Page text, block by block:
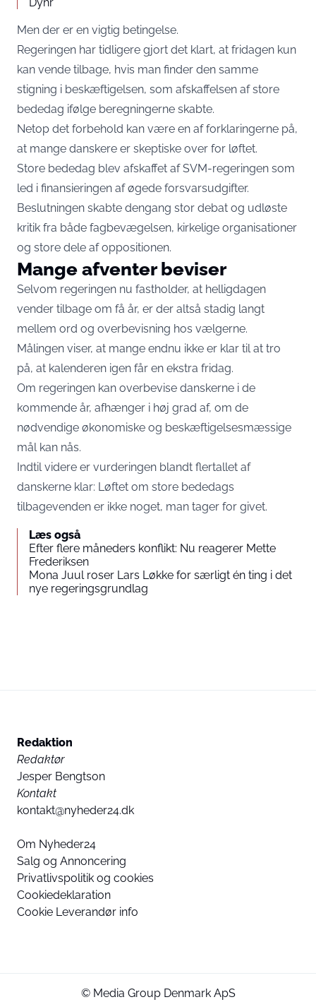
Men der er en vigtig betingelse.
Regeringen har tidligere gjort det klart, at fridagen kun
kan vende tilbage, hvis man finder den samme
stigning i beskæftigelsen, som afskaffelsen af store
bededag ifølge beregningerne skabte.
Netop det forbehold kan være en af forklaringerne på,
at mange danskere er skeptiske over for løftet.
Store bededag blev afskaffet af SVM-regeringen som
led i finansieringen af øgede forsvarsudgifter.
Beslutningen skabte dengang stor debat og udløste
kritik fra både fagbevægelsen, kirkelige organisationer
og store dele af oppositionen.
Mange afventer beviser
Selvom regeringen nu fastholder, at helligdagen
vender tilbage om få år, er der altså stadig langt
mellem ord og overbevisning hos vælgerne.
Målingen viser, at mange endnu ikke er klar til at tro
på, at kalenderen igen får en ekstra fridag.
Om regeringen kan overbevise danskerne i de
kommende år, afhænger i høj grad af, om de
nødvendige økonomiske og beskæftigelsesmæssige
mål kan nås.
Indtil videre er vurderingen blandt flertallet af
danskerne klar: Løftet om store bededags
tilbagevenden er ikke noget, man tager for givet.
Læs også
Efter flere måneders konflikt: Nu reagerer Mette
Frederiksen
Mona Juul roser Lars Løkke for særligt én ting i det
nye regeringsgrundlag
Redaktion
Redaktør
Jesper Bengtson
Kontakt
kontakt@nyheder24.dk
Om Nyheder24
Salg og Annoncering
Privatlivspolitik og cookies
Cookiedeklaration
Cookie Leverandør info
© Media Group Denmark ApS